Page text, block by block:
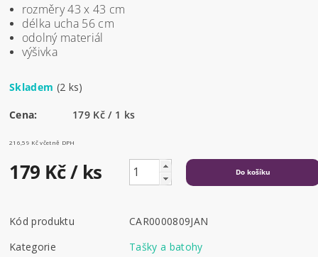
rozměry 43 x 43 cm
délka ucha 56 cm
odolný materiál
výšivka
Skladem (2 ks)
Cena: 179 Kč / 1 ks
216,59 Kč včetně DPH
179 Kč/ ks
Kód produktu
CAR0000809JAN
Kategorie
Tašky a batohy